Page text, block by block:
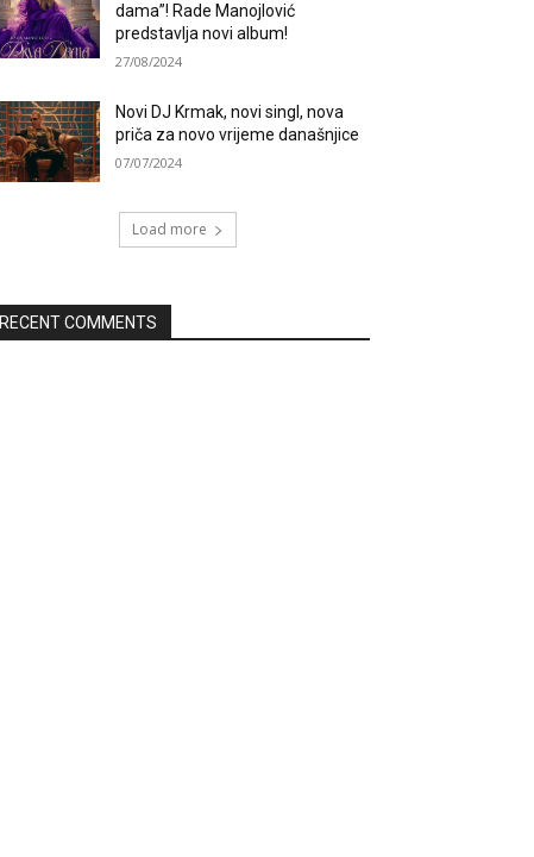
dama”! Rade Manojlović
predstavlja novi album!
27/08/2024
Novi DJ Krmak, novi singl, nova
priča za novo vrijeme današnjice
07/07/2024
Load more
RECENT COMMENTS